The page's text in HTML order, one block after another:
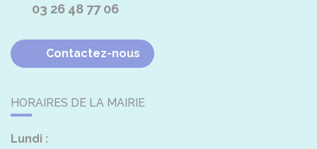
03 26 48 77 06
Contactez-nous
HORAIRES DE LA MAIRIE
Lundi :